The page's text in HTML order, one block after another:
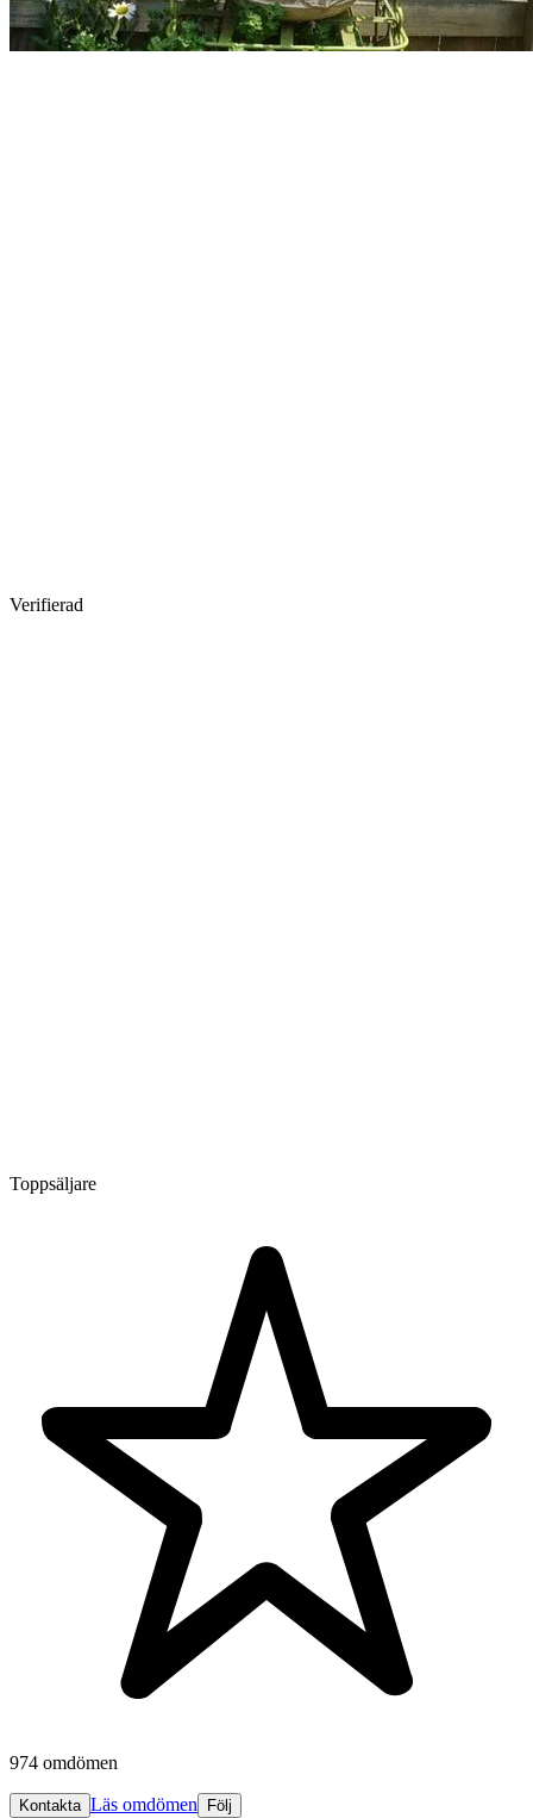
Verifierad
Toppsäljare
974 omdömen
Kontakta Läs omdömen Följ